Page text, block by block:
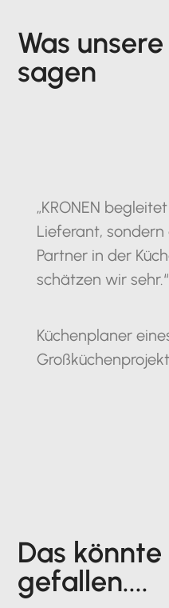
Was
sagen
„KRONEN
Lieferant,
Partner in der
schätzen wir sehr.“
Küchenplaner
Das
gefallen....